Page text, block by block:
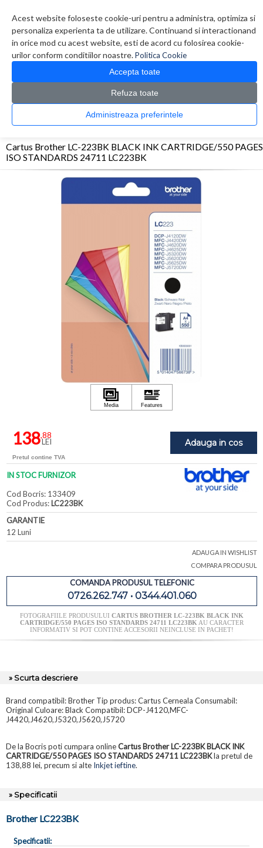
Acest website foloseste cookie-uri pentru a administra, optimiza si
personaliza experienta ta de utilizare. Continuand si interactionand
in orice mod cu acest website, esti de acord cu folosirea cookie-
urilor conform conditiilor noastre.Politica Cookie
Accepta toate
Refuza toate
Administreaza preferintele
0 produs(e)
CATALOG PRODUSE
Consumabile originale > Inkjet > Cartus Brother LC-223BK BLACK
Cartus Brother LC-223BK BLACK INK CARTRIDGE/550 PAGES
ISO STANDARDS 24711 LC223BK
Adauga in cos
138,88
LEI
Pretul contine TVA
IN STOC FURNIZOR
Cod Bocris: 133409
Cod Produs: LC223BK
GARANTIE
12 Luni
ADAUGA IN WISHLIST
COMPARA PRODUSUL
COMANDA PRODUSUL TELEFONIC
0726.262.747 • 0344.401.060
FOTOGRAFIILE PRODUSULUI CARTUS BROTHER LC-223BK BLACK INK
CARTRIDGE/550 PAGES ISO STANDARDS 24711 LC223BK AU CARACTER
INFORMATIV SI POT CONTINE ACCESORII NEINCLUSE IN PACHET!
» Scurta descriere
Brand compatibil: Brother Tip produs: Cartus Cerneala Consumabil:
Original Culoare: Black Compatibil: DCP-J4120,MFC-
J4420,J4620,J5320,J5620,J5720
De la Bocris poti cumpara onlineCartus Brother LC-223BK BLACK INK
CARTRIDGE/550 PAGES ISO STANDARDS 24711 LC223BKla pretul de
138,88 lei, precum si alte Inkjet ieftine.
» Specificatii
Brother LC223BK
Specificatii: